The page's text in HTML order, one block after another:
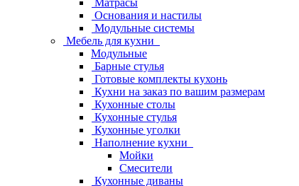
Матрасы
Основания и настилы
Модульные системы
Мебель для кухни
Модульные
Барные стулья
Готовые комплекты кухонь
Кухни на заказ по вашим размерам
Кухонные столы
Кухонные стулья
Кухонные уголки
Наполнение кухни
Мойки
Смесители
Кухонные диваны